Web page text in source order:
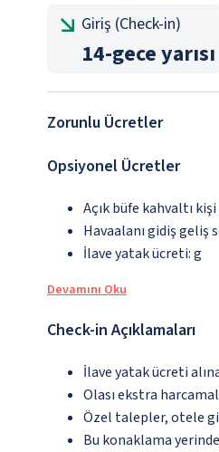
Giriş (Check-in)
14-gece yarısı
Zorunlu Ücretler
Opsiyonel Ücretler
Açık büfe kahvaltı
Havaalanı gidiş geliş
İlave yatak ücreti: g
Devamını Oku
Check-in Açıklamaları
İlave yatak ücreti
Olası ekstra
Özel talepler, otele
Bu konaklama